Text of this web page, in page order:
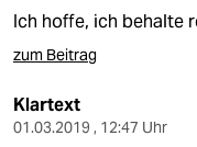
Ich hoffe, ich behalte
zum Beitrag
Klartext
01.03.2019 , 12:47 Uhr